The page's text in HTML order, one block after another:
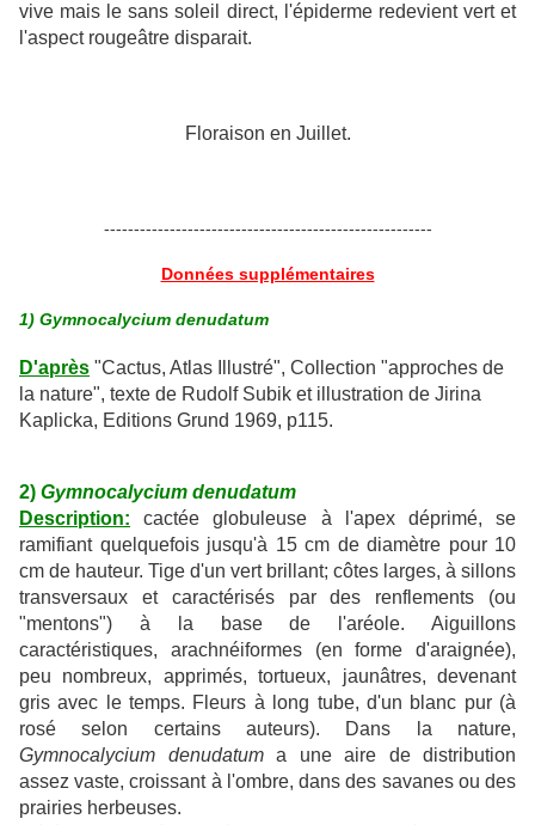
vive mais le sans soleil direct, l'épiderme redevient vert et
l'aspect rougeâtre disparait.
Floraison en Juillet.
-------------------------------------------------------
Données supplémentaires
1) Gymnocalycium denudatum
D'après "Cactus, Atlas Illustré", Collection "approches de
la nature", texte de Rudolf Subik et illustration de Jirina
Kaplicka, Editions Grund 1969, p115.
2) Gymnocalycium denudatum
Description: cactée globuleuse à l'apex déprimé, se
ramifiant quelquefois jusqu'à 15 cm de diamètre pour 10
cm de hauteur. Tige d'un vert brillant; côtes larges, à sillons
transversaux et caractérisés par des renflements (ou
"mentons") à la base de l'aréole. Aiguillons
caractéristiques, arachnéiformes (en forme d'araignée),
peu nombreux, apprimés, tortueux, jaunâtres, devenant
gris avec le temps. Fleurs à long tube, d'un blanc pur (à
rosé selon certains auteurs). Dans la nature,
Gymnocalycium denudatuma une aire de distribution
assez vaste, croissant à l'ombre, dans des savanes ou des
prairies herbeuses.